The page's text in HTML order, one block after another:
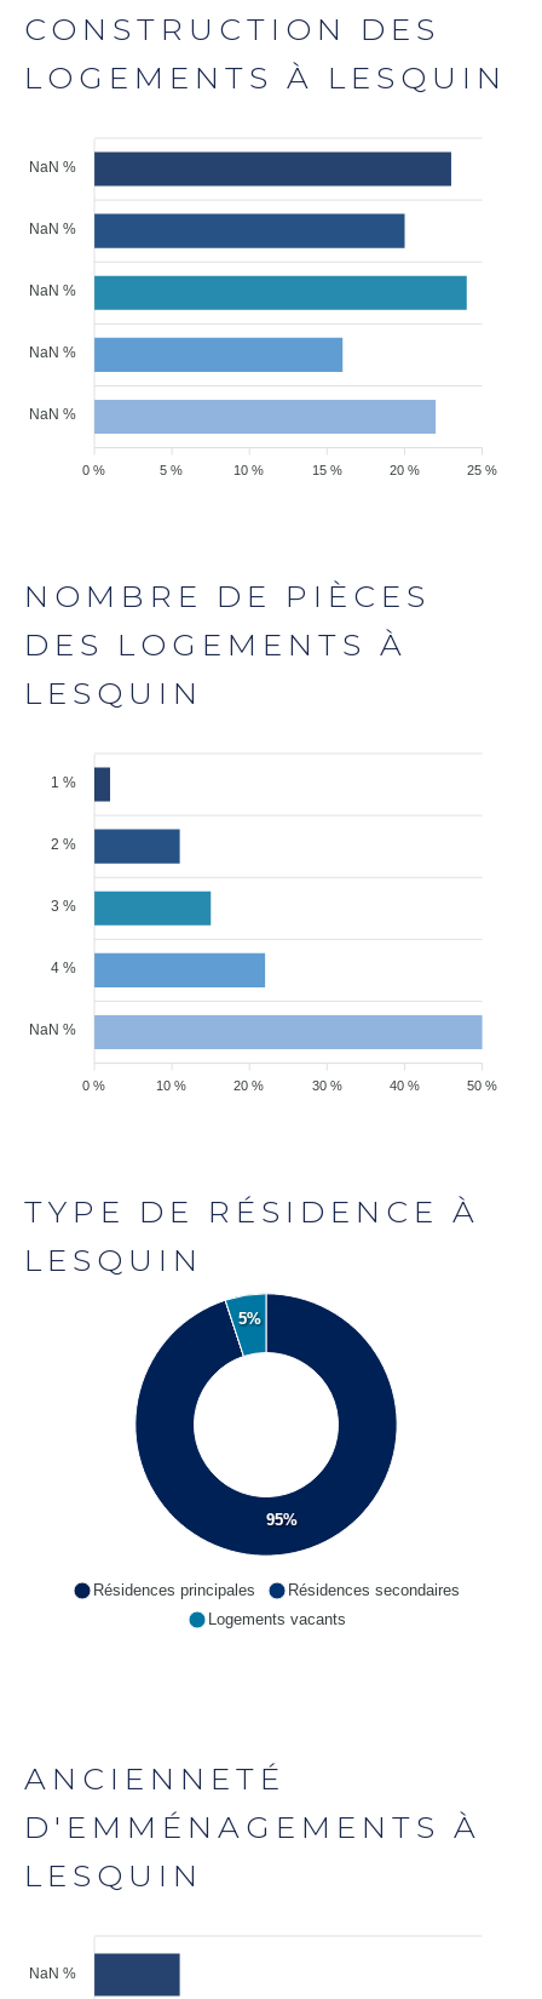
CONSTRUCTION DES
LOGEMENTS À LESQUIN
NaN %
NaN %
NaN %
NaN %
NaN %
25 %
20 %
15 %
10 %
5 %
0 %
NOMBRE DE PIÈCES
DES LOGEMENTS À
LESQUIN
1 %
2 %
3 %
4 %
NaN %
50 %
40 %
30 %
20 %
10 %
0 %
TYPE DE RÉSIDENCE À
LESQUIN
95%
5%
Résidences principales
Résidences secondaires
Logements vacants
ANCIENNETÉ
D'EMMÉNAGEMENTS À
LESQUIN
NaN %